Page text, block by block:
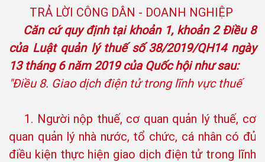
TRẢ LỜI CÔNG DÂN - DOANH NGHIỆP
Căn cứ quy định tại khoản 1, khoản 2 Điều 8
của Luật quản lý thuế số 38/2019/QH14 ngày
13 tháng 6 năm 2019 của Quốc hội như sau:
"Điều 8. Giao dịch điện tử trong lĩnh vực thuế
1. Người nộp thuế, cơ quan quản lý thuế, cơ
quan quản lý nhà nước, tổ chức, cá nhân có đủ
điều kiện thực hiện giao dịch điện tử trong lĩnh